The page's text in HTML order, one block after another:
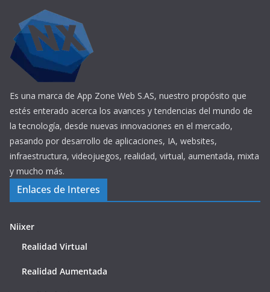
Es una marca de App Zone Web S.AS, nuestro propósito que
estés enterado acerca los avances y tendencias del mundo de
la tecnología, desde nuevas innovaciones en el mercado,
pasando por desarrollo de aplicaciones, IA, websites,
infraestructura, videojuegos, realidad, virtual, aumentada, mixta
y mucho más.
Enlaces de Interes
Niixer
Realidad Virtual
Realidad Aumentada